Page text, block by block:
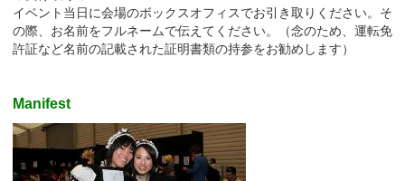
イベント当日に会場のボックスオフィスでお引き取りください。そ
の際、お名前をフルネームで伝えてください。（念のため、運転免
許証など名前の記載された証明書類の持参をお勧めします）
Manifest